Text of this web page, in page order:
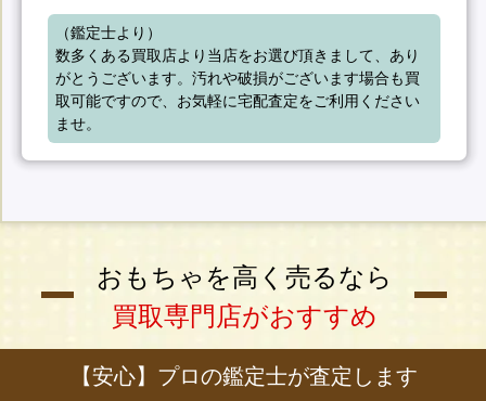
（鑑定士より）
数多くある買取店より当店をお選び頂きまして、あり
がとうございます。汚れや破損がございます場合も買
取可能ですので、お気軽に宅配査定をご利用ください
ませ。
おもちゃを高く売るなら
買取専門店がおすすめ
【安心】プロの鑑定士が査定します